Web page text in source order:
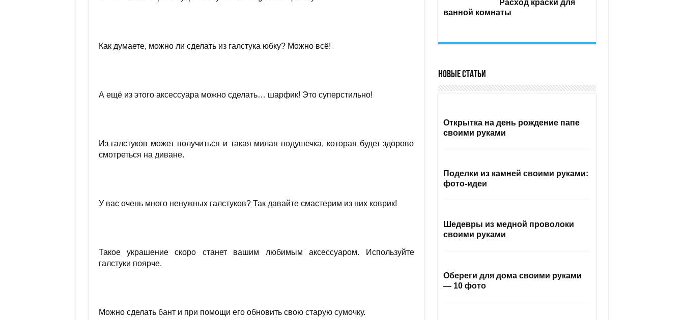
Как думаете, можно ли сделать из галстука юбку? Можно всё!
А ещё из этого аксессуара можно сделать… шарфик! Это суперстильно!
Из галстуков может получиться и такая милая подушечка, которая будет здорово
смотреться на диване.
У вас очень много ненужных галстуков? Так давайте смастерим из них коврик!
Такое украшение скоро станет вашим любимым аксессуаром. Используйте
галстуки поярче.
Можно сделать бант и при помощи его обновить свою старую сумочку.
Расход краски для
ванной комнаты
Новые статьи
Открытка на день рождение папе
своими руками
Поделки из камней своими руками:
фото-идеи
Шедевры из медной проволоки
своими руками
Обереги для дома своими руками
— 10 фото